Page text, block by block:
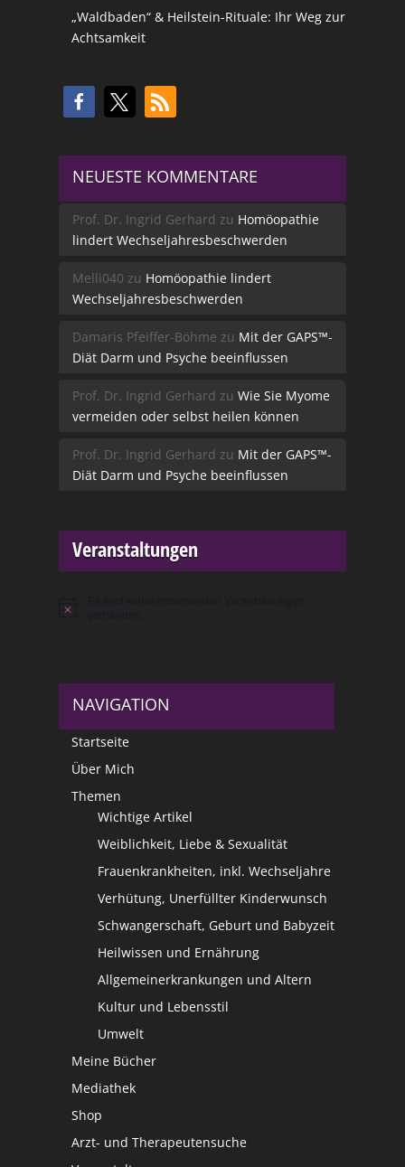
„Waldbaden“ & Heilstein-Rituale: Ihr Weg zur
Achtsamkeit
NEUESTE KOMMENTARE
Prof. Dr. Ingrid Gerhard zu Homöopathie
lindert Wechseljahresbeschwerden
Melli040 zu Homöopathie lindert
Wechseljahresbeschwerden
Damaris Pfeiffer-Böhme zu Mit der GAPS™-
Diät Darm und Psyche beeinflussen
Prof. Dr. Ingrid Gerhard zu Wie Sie Myome
vermeiden oder selbst heilen können
Prof. Dr. Ingrid Gerhard zu Mit der GAPS™-
Diät Darm und Psyche beeinflussen
Veranstaltungen
Hinweis
NAVIGATION
Startseite
Über Mich
Themen
Wichtige Artikel
Weiblichkeit, Liebe & Sexualität
Frauenkrankheiten, inkl. Wechseljahre
Verhütung, Unerfüllter Kinderwunsch
Schwangerschaft, Geburt und Babyzeit
Heilwissen und Ernährung
Allgemeinerkrankungen und Altern
Kultur und Lebensstil
Umwelt
Meine Bücher
Mediathek
Shop
Arzt- und Therapeutensuche